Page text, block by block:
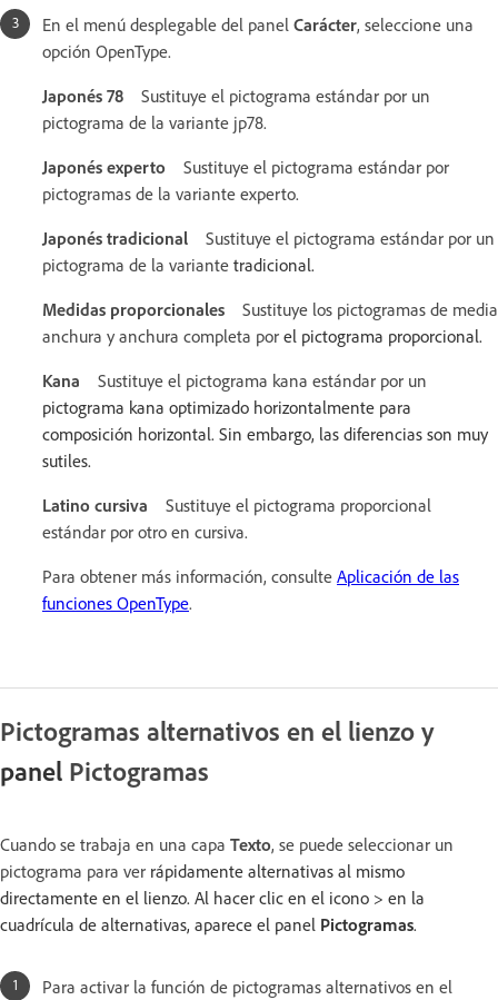
En el menú desplegable del panel Carácter, seleccione una
opción OpenType.
Japonés 78 Sustituye el pictograma estándar por un
pictograma de la variante jp78.
Japonés experto Sustituye el pictograma estándar por
pictogramas de la variante experto.
Japonés tradicional Sustituye el pictograma estándar por un
pictograma de la variante tradicional.
Medidas proporcionales Sustituye los pictogramas de media
anchura y anchura completa por el pictograma proporcional.
Kana Sustituye el pictograma kana estándar por un
pictograma kana optimizado horizontalmente para
composición horizontal. Sin embargo, las diferencias son muy
sutiles.
Latino cursiva Sustituye el pictograma proporcional
estándar por otro en cursiva.
Para obtener más información, consulte Aplicación de las
funciones OpenType.
Pictogramas alternativos en el lienzo y
panel Pictogramas
Cuando se trabaja en una capa Texto, se puede seleccionar un
pictograma para ver rápidamente alternativas al mismo
directamente en el lienzo. Al hacer clic en el icono > en la
cuadrícula de alternativas, aparece el panel Pictogramas.
Para activar la función de pictogramas alternativos en el